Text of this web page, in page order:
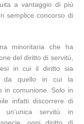
a vantaggio di più
semplice concorso di
minoritaria che ha
del diritto di servitù,
in cui il diritto sia
da quello in cui la
in comunione. Solo in
infatti discorrere di
servitù in